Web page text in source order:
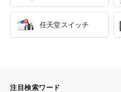
任天堂スイッチ
注目検索ワード